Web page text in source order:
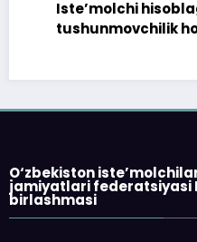
Iste’molchi
tushunmovchilik
O‘zbekiston
jamiyatlari federatsiyasi
birlashmasi